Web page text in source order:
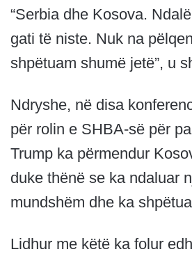
“Serbia dhe Kosova.
gati të niste. Nuk na
shpëtuam shumë jetë”, u
Ndryshe, në disa
për rolin e SHBA-së për
Trump ka përmendur
duke thënë se ka ndaluar
mundshëm dhe ka
Lidhur me këtë ka folur